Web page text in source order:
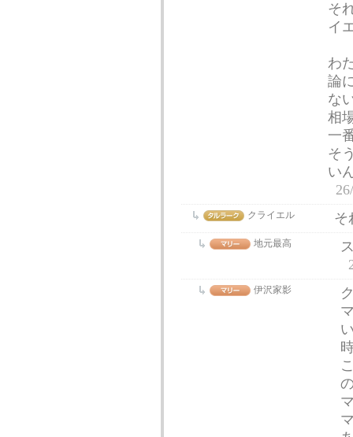
そ
イ
わ
論
な
相
一
そ
い
クライエル そ
地元最高
伊沢家影